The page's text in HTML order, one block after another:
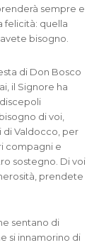
sempre e
felicità: quella
bisogno.
di Don Bosco
il Signore ha
di voi,
di Valdocco, per
compagni e
sostegno. Di voi
prendete
sentano di
si innamorino di